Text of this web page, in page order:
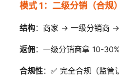
模式 1：二级分销（合规）
结构：商家 → 一级分销商
返佣：一级分销商拿 10-
合规性：✅ 完全合规（监管